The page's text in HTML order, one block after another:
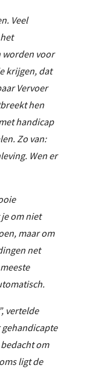
Veel
worden voor
krijgen, dat
Vervoer
hen
handicap
Zo van:
Wen er
om niet
maar om
net
vertelde
om
ligt de